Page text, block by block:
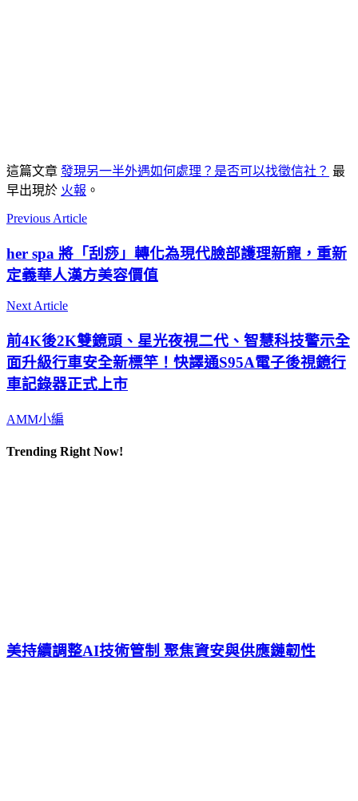
這篇文章 發現另一半外遇如何處理？是否可以找徵信社？ 最
早出現於 火報 。
Previous Article
her spa 將「刮痧」轉化為現代臉部護理新寵，重新
定義華人漢方美容價值
Next Article
前4K後2K雙鏡頭、星光夜視二代、智慧科技警示全
面升級行車安全新標竿！快譯通S95A電子後視鏡行
車記錄器正式上市
AMM小編
Trending Right Now!
美持續調整AI技術管制 聚焦資安與供應鏈韌性